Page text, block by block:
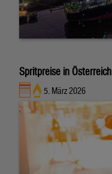
Spritpreise in
5. März 2026